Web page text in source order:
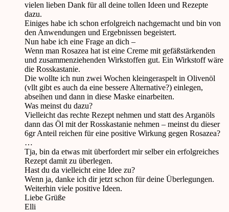
vielen lieben Dank für all deine tollen Ideen und Rezepte
dazu.
Einiges habe ich schon erfolgreich nachgemacht und bin von
den Anwendungen und Ergebnissen begeistert.
Nun habe ich eine Frage an dich –
Wenn man Rosazea hat ist eine Creme mit gefäßstärkenden
und zusammenziehenden Wirkstoffen gut. Ein Wirkstoff wäre
die Rosskastanie.
Die wollte ich nun zwei Wochen kleingeraspelt in Olivenöl
(vllt gibt es auch da eine bessere Alternative?) einlegen,
abseihen und dann in diese Maske einarbeiten.
Was meinst du dazu?
Vielleicht das rechte Rezept nehmen und statt des Arganöls
dann das Öl mit der Rosskastanie nehmen – meinst du dieser
6gr Anteil reichen für eine positive Wirkung gegen Rosazea?
…
Tja, bin da etwas mit überfordert mir selber ein erfolgreiches
Rezept damit zu überlegen.
Hast du da vielleicht eine Idee zu?
Wenn ja, danke ich dir jetzt schon für deine Überlegungen.
Weiterhin viele positive Ideen.
Liebe Grüße
Elli